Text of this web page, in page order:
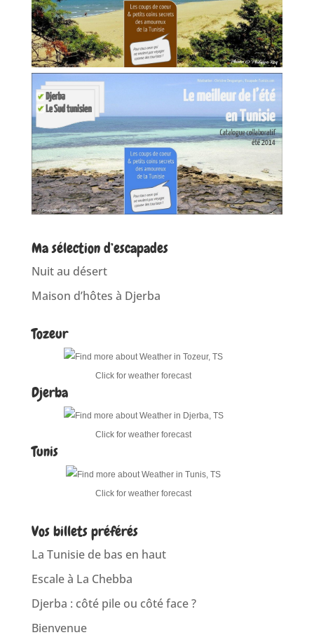
Ma sélection d’escapades
Nuit au désert
Maison d’hôtes à Djerba
Tozeur
Click for weather forecast
Djerba
Click for weather forecast
Tunis
Click for weather forecast
Vos billets préférés
La Tunisie de bas en haut
Escale à La Chebba
Djerba : côté pile ou côté face ?
Bienvenue